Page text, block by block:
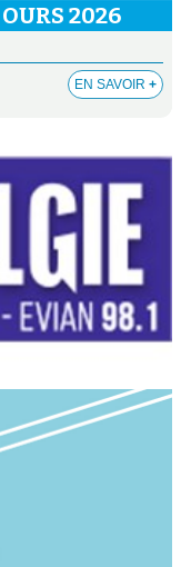
2026
EN SAVOIR +